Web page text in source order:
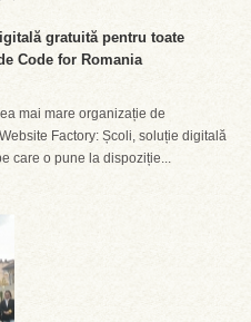
gratuită pentru toate
Code for Romania
mai mare organizație de
Factory: Școli, soluție digitală
care o pune la dispoziție...